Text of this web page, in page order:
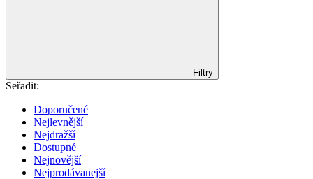
Filtry
Seřadit:
Doporučené
Nejlevnější
Nejdražší
Dostupné
Nejnovější
Nejprodávanejší